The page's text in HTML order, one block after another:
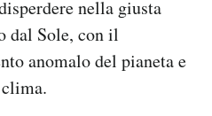
nella giusta
dal Sole, con il
anomalo del pianeta e